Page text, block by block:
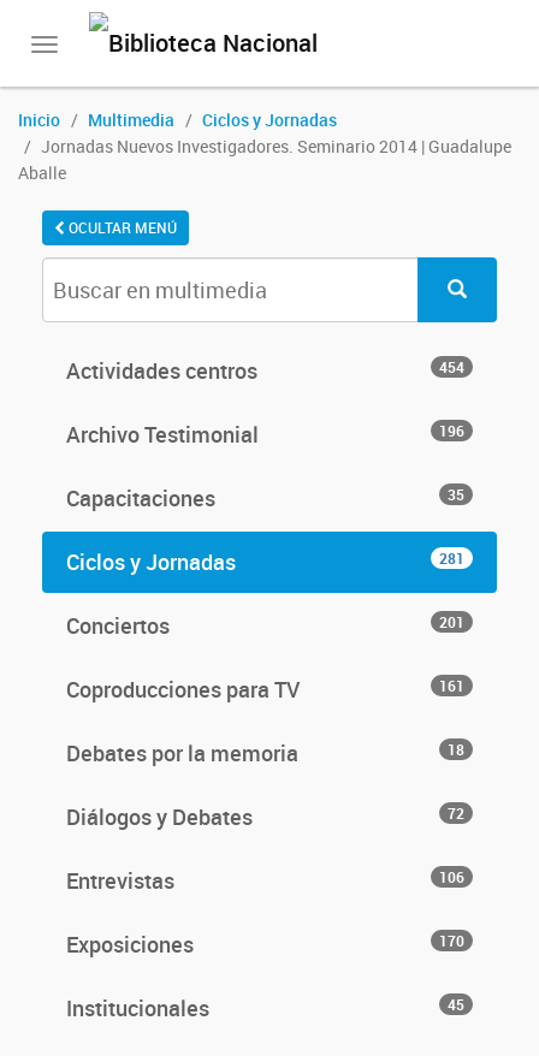
Toggle
Inicio Multimedia
Ciclos y Jornadas
Jornadas Nuevos Investigadores. Seminario 2014 | Guadalupe
Aballe
OCULTAR MENÚ
Actividades centros 454
Archivo Testimonial 196
Capacitaciones 35
Ciclos y Jornadas 281
Conciertos 201
Coproducciones para TV 161
Debates por la memoria 18
Diálogos y Debates 72
Entrevistas 106
Exposiciones 170
Institucionales 45